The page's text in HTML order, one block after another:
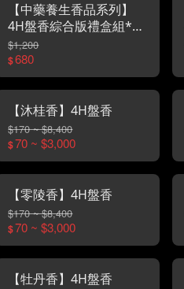
【中藥養生香品系列】
4H盤香綜合版禮盒組*彰
化金好禮金質獎*
$1,200
$680
【沐桂香】4H盤香
$170 ~ $8,400
$70 ~ $3,000
【零陵香】4H盤香
$170 ~ $8,400
$70 ~ $3,000
【牡丹香】4H盤香